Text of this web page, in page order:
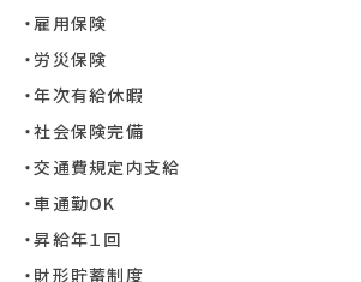
・雇用保険
・労災保険
・年次有給休暇
・社会保険完備
・交通費規定内支給
・車通勤OK
・昇給年１回
・財形貯蓄制度